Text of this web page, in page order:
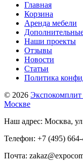
Главная
Корзина
Аренда мебели
Наши проекты
Отзывы
Новости
Статьи
Политика
© 2026
Москве
Наш адрес: Москва,
Телефон: +7 (495)
Почта: